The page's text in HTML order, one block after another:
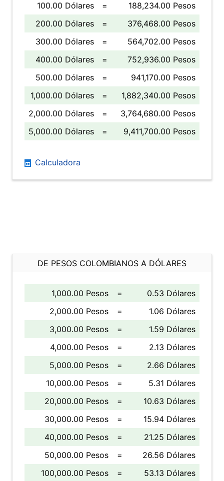
100.00 Dólares
=
188,234.00 Pesos
200.00 Dólares
=
376,468.00 Pesos
300.00 Dólares
=
564,702.00 Pesos
400.00 Dólares
=
752,936.00 Pesos
500.00 Dólares
=
941,170.00 Pesos
1,000.00 Dólares
=
1,882,340.00 Pesos
2,000.00 Dólares
=
3,764,680.00 Pesos
5,000.00 Dólares
= 9,411,700.00 Pesos
Calculadora
DE PESOS COLOMBIANOS A DÓLARES
1,000.00 Pesos =
0.53 Dólares
2,000.00 Pesos
=
1.06 Dólares
3,000.00 Pesos
=
1.59 Dólares
4,000.00 Pesos
=
2.13 Dólares
5,000.00 Pesos
=
2.66 Dólares
10,000.00 Pesos
=
5.31 Dólares
20,000.00 Pesos
=
10.63 Dólares
30,000.00 Pesos
=
15.94 Dólares
40,000.00 Pesos
=
21.25 Dólares
50,000.00 Pesos
=
26.56 Dólares
100,000.00 Pesos
= 53.13 Dólares